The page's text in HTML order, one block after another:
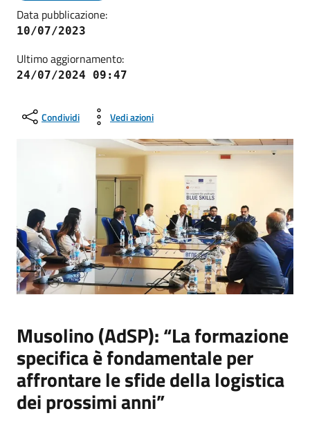
Data pubblicazione:
10/07/2023
Ultimo aggiornamento:
24/07/2024 09:47
Condividi Vedi azioni
Musolino (AdSP): “La formazione
specifica è fondamentale per
affrontare le sfide della logistica
dei prossimi anni”